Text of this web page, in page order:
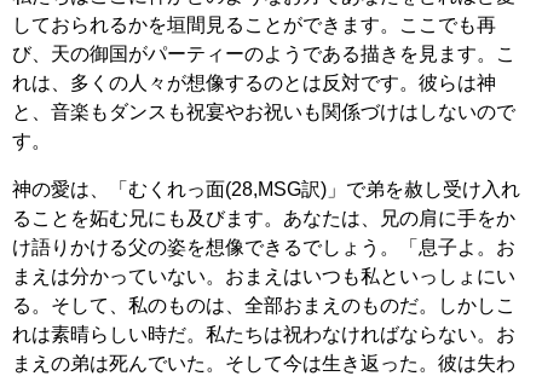
しておられるかを垣間見ることができます。ここでも再
び、天の御国がパーティーのようである描きを見ます。こ
れは、多くの人々が想像するのとは反対です。彼らは神
と、音楽もダンスも祝宴やお祝いも関係づけはしないので
す。
神の愛は、「むくれっ面(28,MSG訳)」で弟を赦し受け入れ
ることを妬む兄にも及びます。あなたは、兄の肩に手をか
け語りかける父の姿を想像できるでしょう。「息子よ。お
まえは分かっていない。おまえはいつも私といっしょにい
る。そして、私のものは、全部おまえのものだ。しかしこ
れは素晴らしい時だ。私たちは祝わなければならない。お
まえの弟は死んでいた。そして今は生き返った。彼は失わ